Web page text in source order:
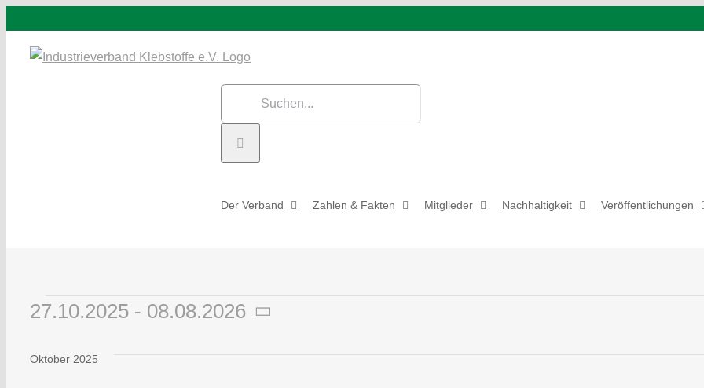
springen
Der Verband Zahlen & Fakten Mitglieder Nachhaltigkeit Veröffentlichungen
Veranstaltungen
27.10.2025 - 08.08.2026
wählen.
Oktober 2025